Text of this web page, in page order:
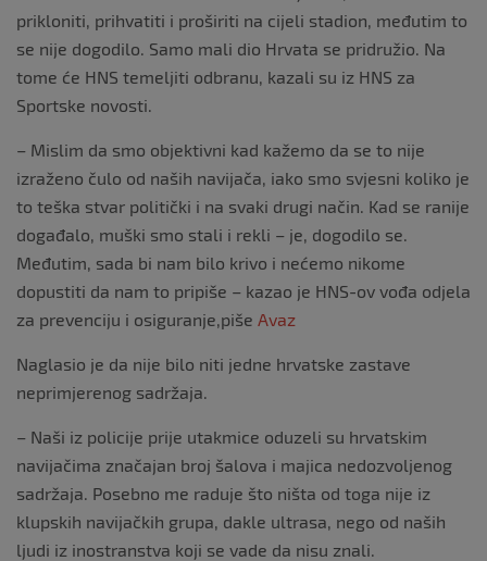
prikloniti, prihvatiti i proširiti na cijeli stadion, međutim to
se nije dogodilo. Samo mali dio Hrvata se pridružio. Na
tome će HNS temeljiti odbranu, kazali su iz HNS za
Sportske novosti.
– Mislim da smo objektivni kad kažemo da se to nije
izraženo čulo od naših navijača, iako smo svjesni koliko je
to teška stvar politički i na svaki drugi način. Kad se ranije
događalo, muški smo stali i rekli – je, dogodilo se.
Međutim, sada bi nam bilo krivo i nećemo nikome
dopustiti da nam to pripiše – kazao je HNS-ov vođa odjela
za prevenciju i osiguranje,piše Avaz
Naglasio je da nije bilo niti jedne hrvatske zastave
neprimjerenog sadržaja.
– Naši iz policije prije utakmice oduzeli su hrvatskim
navijačima značajan broj šalova i majica nedozvoljenog
sadržaja. Posebno me raduje što ništa od toga nije iz
klupskih navijačkih grupa, dakle ultrasa, nego od naših
ljudi iz inostranstva koji se vade da nisu znali.